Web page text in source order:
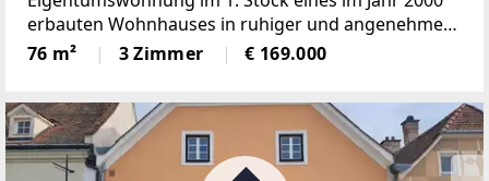
erbauten Wohnhauses in ruhiger und angenehmer
Wohnlage von Deutschfeistritz.Überzeugen Sie sich
und genießen Sie die 360° PANORAMA TOUR
76 m² 3 Zimmer € 169.000